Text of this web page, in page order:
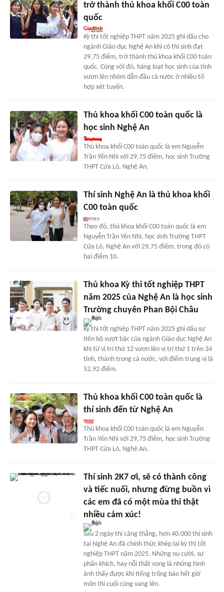
trở thành thủ khoa khối C00 toàn
quốc
Kỳ thi tốt nghiệp THPT năm 2025 ghi dấu cho
ngành Giáo dục Nghệ An khi có thí sinh đạt
29,75 điểm, trở thành thủ khoa khối C00 toàn
quốc. Cùng với đó, hàng loạt học sinh của tỉnh
vươn lên nhóm dẫn đầu cả nước ở nhiều tổ
hợp xét tuyển.
Thủ khoa khối C00 toàn quốc là
học sinh Nghệ An
Thủ khoa khối C00 toàn quốc là em Nguyễn
Trần Yến Nhi với 29,75 điểm, học sinh Trường
THPT Cửa Lò, Nghệ An.
Thí sinh Nghệ An là thủ khoa khối
C00 toàn quốc
Theo đó, thủ khoa khối C00 toàn quốc là em
Nguyễn Trần Yến Nhi, học sinh Trường THPT
Cửa Lò, Nghệ An với 29,75 điểm, trong đó có
hai điểm 10.
Thủ khoa Kỳ thi tốt nghiệp THPT
năm 2025 của Nghệ An là học sinh
Trường chuyên Phan Bội Châu
Kỳ thi tốt nghiệp THPT năm 2025 ghi dấu sự
tiến bộ vượt bậc của ngành Giáo dục Nghệ An
khi từ vị trí thứ 12 vươn lên vị trí thứ 1 trên 34
tỉnh, thành trong cả nước, với điểm trung vị là
52,92 điểm.
Thủ khoa khối C00 toàn quốc là
thí sinh đến từ Nghệ An
Thủ khoa khối C00 toàn quốc là em Nguyễn
Trần Yến Nhi với 29,75 điểm, học sinh Trường
THPT Cửa Lò, Nghệ An.
Thí sinh 2K7 ơi, sẽ có thành công
và tiếc nuối, nhưng đừng buồn vì
các em đã có một mùa thi thật
nhiều cảm xúc!
Sau 2 ngày thi căng thẳng, hơn 40.000 thí sinh
tại Nghệ An đã chính thức khép lại kỳ thi tốt
nghiệp THPT năm 2025. Những nụ cười, sự
phấn khích, hay nỗi thất vọng là những hình
ảnh thấy được khi tiếng trống báo hết giờ
môn thi cuối cùng vang lên.